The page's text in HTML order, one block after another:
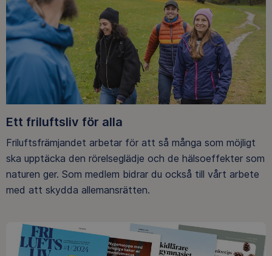
Ett friluftsliv för alla
Friluftsfrämjandet arbetar för att så många som möjligt
ska upptäcka den rörelseglädje och de hälsoeffekter som
naturen ger. Som medlem bidrar du också till vårt arbete
med att skydda allemansrätten.